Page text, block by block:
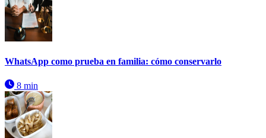
WhatsApp como prueba en familia: cómo conservarlo
8 min